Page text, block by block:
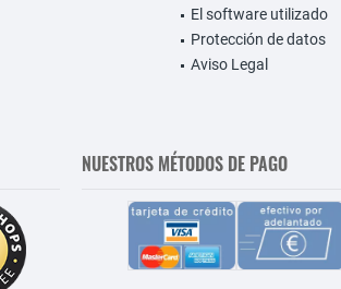
El software utilizado
Protección de datos
Aviso Legal
NUESTROS MÉTODOS DE PAGO